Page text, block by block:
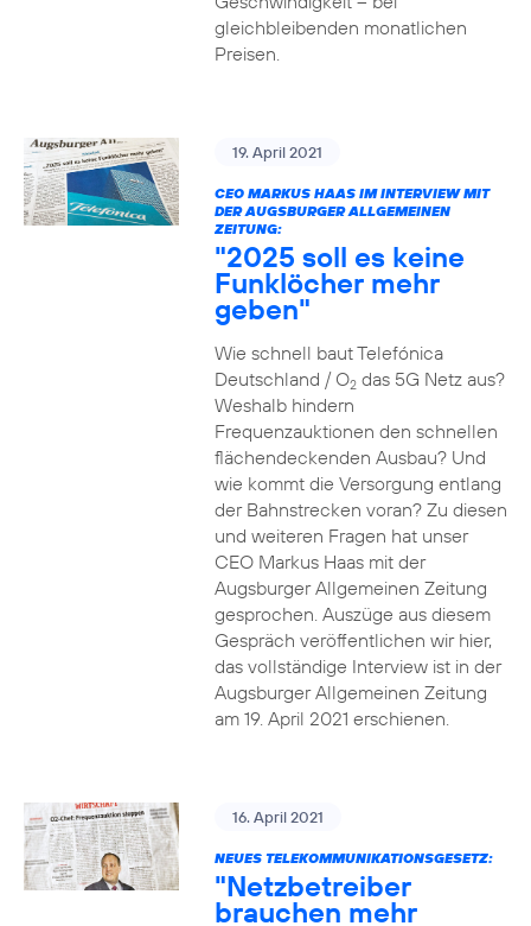
gleichbleibenden monatlichen
Preisen.
19. April 2021
CEO MARKUS HAAS IM INTERVIEW MIT
DER AUGSBURGER ALLGEMEINEN
ZEITUNG:
"2025 soll es keine
Funklöcher mehr
geben"
Wie schnell baut Telefónica
Deutschland / O2das 5G Netz aus?
Weshalb hindern
Frequenzauktionen den schnellen
flächendeckenden Ausbau? Und
wie kommt die Versorgung entlang
der Bahnstrecken voran? Zu diesen
und weiteren Fragen hat unser
CEO Markus Haas mit der
Augsburger Allgemeinen Zeitung
gesprochen. Auszüge aus diesem
Gespräch veröffentlichen wir hier,
das vollständige Interview ist in der
Augsburger Allgemeinen Zeitung
am 19. April 2021 erschienen.
16. April 2021
NEUES TELEKOMMUNIKATIONSGESETZ:
"Netzbetreiber
brauchen mehr